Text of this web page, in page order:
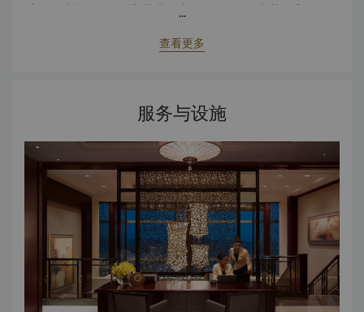
方风格烹制的鱼肉鲜美甘甜，让人赞不绝口。满洲里香格里拉
可远眺古朴迷人的华厦。满洲里是中国、内蒙古和俄罗斯文化
休息后，明日便能精力充沛地继续探索冒险！
...
查看更多
服务与设施